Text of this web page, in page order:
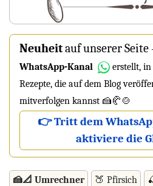
Neuheitauf unserer Seite
WhatsApp-Kanal
erstellt,
Rezepte, die auf dem Blog
mitverfolgen kannst 🍰🥐🍲
👉 Tritt dem
aktiviere die
🍰📐 Umrechner 🍑 Pfirsich